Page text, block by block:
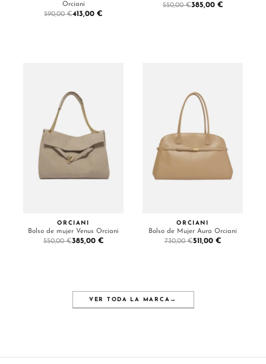
Orciani
590,00 €413,00 €
550,00 €385,00 €
ORCIANI
Bolso de mujer Venus Orciani
550,00 €385,00 €
ORCIANI
Bolso de Mujer Aura Orciani
730,00 €511,00 €
VER TODA LA MARCA →